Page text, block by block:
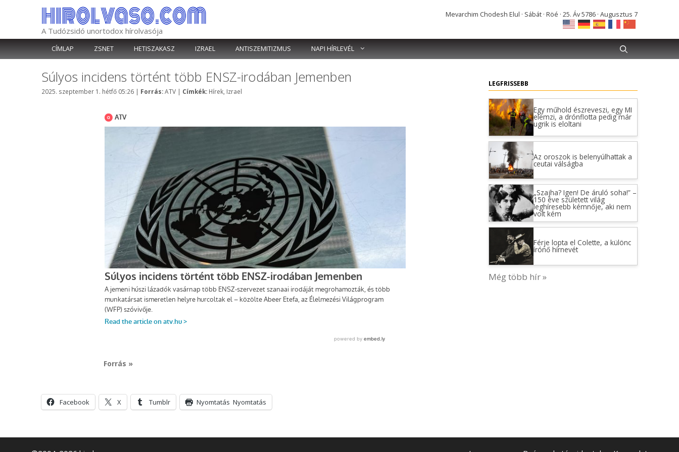
A Tudózsidó unortodox hírolvasója
Mevarchim Chodesh Elul · Sábát · Röé · 25. Áv 5786 · Augusztus 7
CÍMLAP ZSNET HETISZAKASZ IZRAEL ANTISZEMITIZMUS NAPI HÍRLEVÉL
Súlyos incidens történt több ENSZ-irodában Jemenben
2025. szeptember 1. hétfő 05:26 | Forrás: Kategória
ATV | Címkék: Címkék
Hírek Izrael
Forrás »
Facebook X Tumblr Nyomtatás Nyomtatás
LEGFRISSEBB
Egy műhold észreveszi, egy MI
elemzi, a drónflotta pedig már
ugrik is eloltani
Az oroszok is belenyúlhattak a
ceutai válságba
„Szajha? Igen! De áruló soha!” –
150 éve született világ
leghíresebb kémnője, aki nem
volt kém
Férje lopta el Colette, a különc
írónő hírnevét
Még több hír »